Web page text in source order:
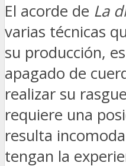
El acorde de La
varias técnicas
su producción,
apagado de
realizar su
requiere una
resulta
tengan la